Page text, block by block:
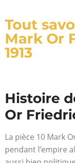
Tout
Mark Or
1913
Histoire
Or
La pièce 10 Mark
pendant l’empire